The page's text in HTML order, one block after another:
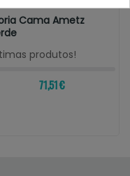
Cama Ametz
produtos!
71,51 €